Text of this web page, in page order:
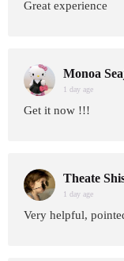
Great experience
Monoa
1 day age
Get it now !!!
Theate
1 day age
Very helpful,